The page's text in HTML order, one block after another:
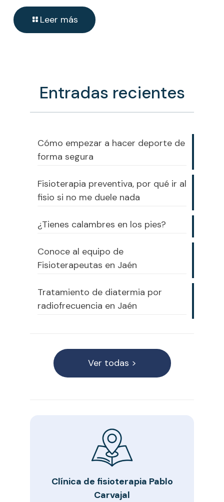
Leer más
Entradas recientes
Cómo empezar a hacer deporte de
forma segura
Fisioterapia preventiva, por qué ir al
fisio si no me duele nada
¿Tienes calambres en los pies?
Conoce al equipo de
Fisioterapeutas en Jaén
Tratamiento de diatermia por
radiofrecuencia en Jaén
Ver todas >
Clínica de fisioterapia Pablo
Carvajal